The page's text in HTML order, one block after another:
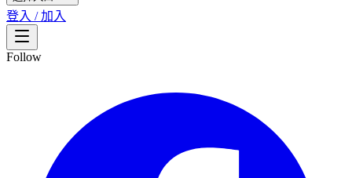
登入 / 加入
Follow